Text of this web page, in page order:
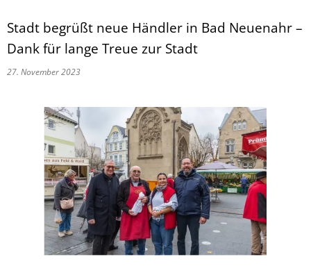
Stadt begrüßt neue Händler in Bad Neuenahr –
Dank für lange Treue zur Stadt
27. November 2023